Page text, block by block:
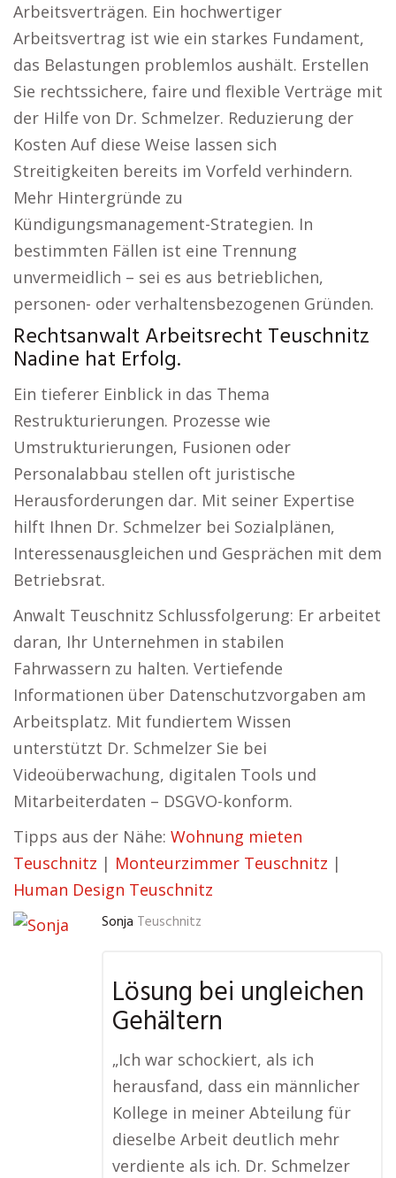
Arbeitsverträgen. Ein hochwertiger
Arbeitsvertrag ist wie ein starkes Fundament,
das Belastungen problemlos aushält. Erstellen
Sie rechtssichere, faire und flexible Verträge mit
der Hilfe von Dr. Schmelzer. Reduzierung der
Kosten Auf diese Weise lassen sich
Streitigkeiten bereits im Vorfeld verhindern.
Mehr Hintergründe zu
Kündigungsmanagement-Strategien. In
bestimmten Fällen ist eine Trennung
unvermeidlich – sei es aus betrieblichen,
personen- oder verhaltensbezogenen Gründen.
Rechtsanwalt Arbeitsrecht Teuschnitz
Nadine hat Erfolg.
Ein tieferer Einblick in das Thema
Restrukturierungen. Prozesse wie
Umstrukturierungen, Fusionen oder
Personalabbau stellen oft juristische
Herausforderungen dar. Mit seiner Expertise
hilft Ihnen Dr. Schmelzer bei Sozialplänen,
Interessenausgleichen und Gesprächen mit dem
Betriebsrat.
Anwalt Teuschnitz Schlussfolgerung: Er arbeitet
daran, Ihr Unternehmen in stabilen
Fahrwassern zu halten. Vertiefende
Informationen über Datenschutzvorgaben am
Arbeitsplatz. Mit fundiertem Wissen
unterstützt Dr. Schmelzer Sie bei
Videoüberwachung, digitalen Tools und
Mitarbeiterdaten – DSGVO-konform.
Tipps aus der Nähe: Wohnung mieten
Teuschnitz | Monteurzimmer Teuschnitz |
Human Design Teuschnitz
Sonja Teuschnitz
Lösung bei ungleichen
Gehältern
„Ich war schockiert, als ich
herausfand, dass ein männlicher
Kollege in meiner Abteilung für
dieselbe Arbeit deutlich mehr
verdiente als ich. Dr. Schmelzer